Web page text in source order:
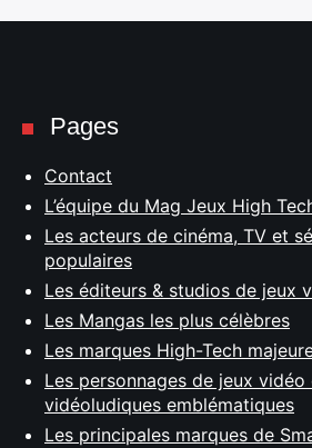
Pages
Contact
L’équipe du Mag Jeux High
Les acteurs de cinéma, TV et
populaires
Les éditeurs & studios de jeux
Les Mangas les plus célèbres
Les marques High-Tech
Les personnages de jeux
vidéoludiques emblématiques
Les principales marques de